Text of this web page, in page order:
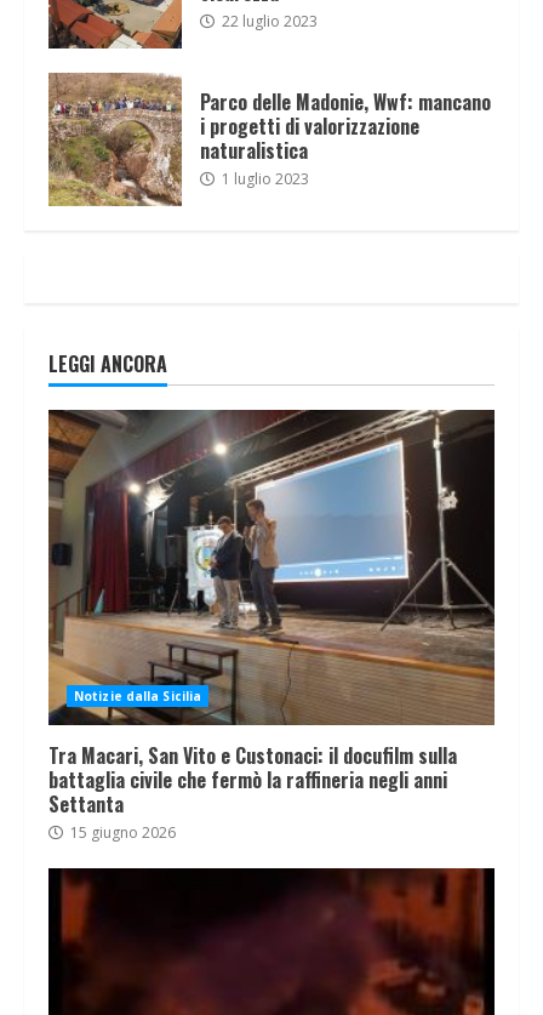
22 luglio 2023
Parco delle Madonie, Wwf: mancano
i progetti di valorizzazione
naturalistica
1 luglio 2023
LEGGI ANCORA
Notizie dalla Sicilia
Tra Macari, San Vito e Custonaci: il docufilm sulla
battaglia civile che fermò la raffineria negli anni
Settanta
15 giugno 2026